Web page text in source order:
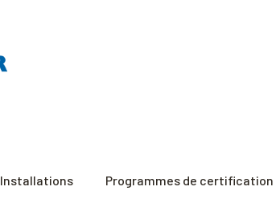
Installations Programmes de certification